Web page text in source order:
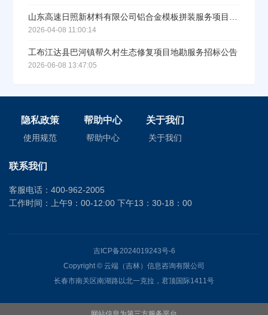
山东高速日照新材料有限公司铝合金模板拼装服务项目招标公告
2026-04-08 11:00:14
工布江达县巴河镇帮久村生态修复项目地勘服务招标公告
2026-06-08 13:47:05
隐私政策
使用规范
帮助中心
帮助中心
关于我们
关于我们
联系我们
客服电话：400-962-2005
工作时间：上午9：00-12:00 下午13：30-18：00
吉ICP备2024019243号-6
Copyright © 云端（吉林）信息咨询有限公司
长春市南关区南湖路以北一克拉，君顶国际1411号